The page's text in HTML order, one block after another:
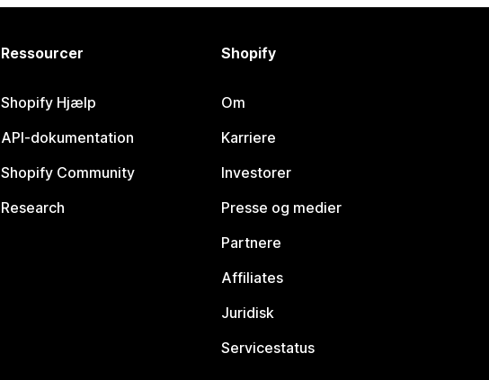
Ressourcer
Shopify Hjælp
API-dokumentation
Shopify Community
Research
Shopify
Om
Karriere
Investorer
Presse og medier
Partnere
Affiliates
Juridisk
Servicestatus